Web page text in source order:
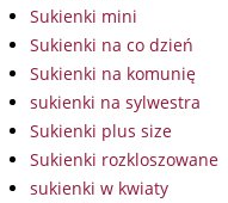
Sukienki mini
Sukienki na co dzień
Sukienki na komunię
sukienki na sylwestra
Sukienki plus size
Sukienki rozkloszowane
sukienki w kwiaty